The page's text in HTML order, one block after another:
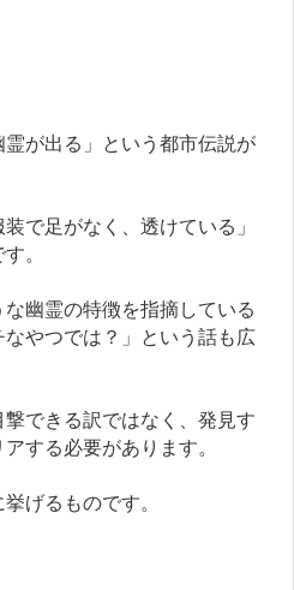
が出る」という都市伝説が
で足がなく、透けている」
。
幽霊の特徴を指摘している
やつでは？」という話も広
できる訳ではなく、発見す
する必要があります。
げるものです。